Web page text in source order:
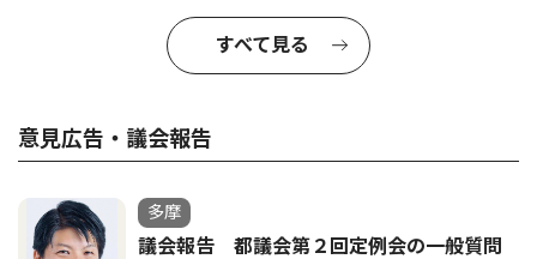
すべて見る
意見広告・議会報告
多摩
議会報告 都議会第２回定例会の一般質問